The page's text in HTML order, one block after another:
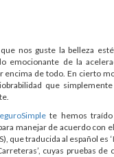
nos guste la belleza
emocionante de la
encima de todo. En cierto
que
te hemos traído
manejar de acuerdo con
que traducida al español es
cuyas pruebas de